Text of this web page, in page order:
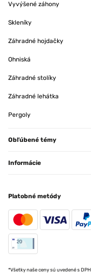
Vyvýšené záhony
Skleníky
Záhradné hojdačky
Ohniská
Záhradné stolíky
Záhradné lehátka
Pergoly
Obľúbené témy
Informácie
Platobné metódy
*Všetky naše ceny sú uvedené s DPH.